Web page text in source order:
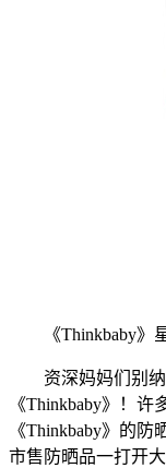
《Thinkbaby》
资深妈妈们别纳
《Thinkbaby》！
《Thinkbaby》的
市售防晒品一打开